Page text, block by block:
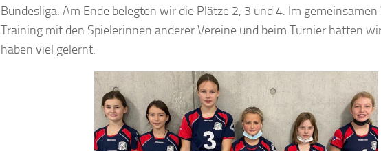
Bundesliga. Am Ende belegten wir die Plätze 2, 3 und 4. Im
Training mit den Spielerinnen anderer Vereine und beim Turnier hatten
haben viel gelernt.